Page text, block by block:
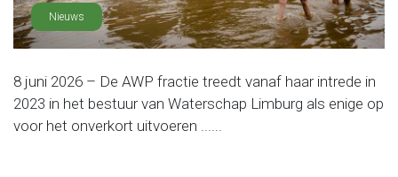
Nieuws
8 juni 2026 – De AWP fractie treedt vanaf haar intrede in
2023 in het bestuur van Waterschap Limburg als enige op
voor het onverkort uitvoeren ......